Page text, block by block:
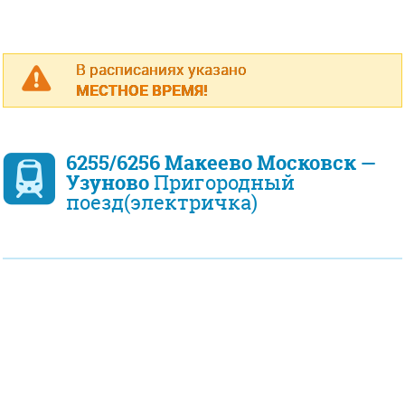
В расписаниях указано
МЕСТНОЕ ВРЕМЯ!
6255/6256 Макеево Московск —
УзуновоПригородный
поезд(электричка)